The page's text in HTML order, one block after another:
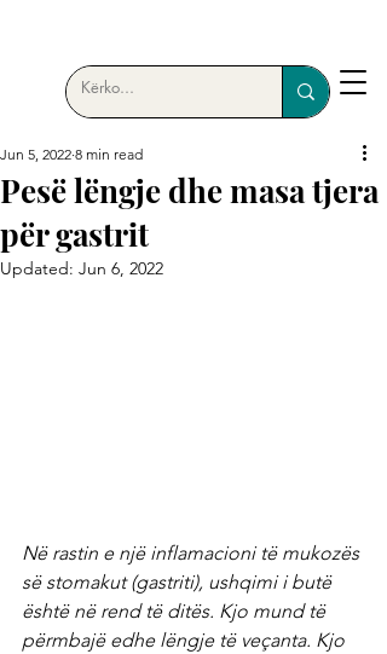
Pesë lëngje dhe masa tjera
për gastrit
Jun 5, 2022 8 min read
Updated: Jun 6, 2022
Në rastin e një inflamacioni të mukozës
së stomakut (gastriti), ushqimi i butë
është në rend të ditës. Kjo mund të
përmbajë edhe lëngje të veçanta. Kjo